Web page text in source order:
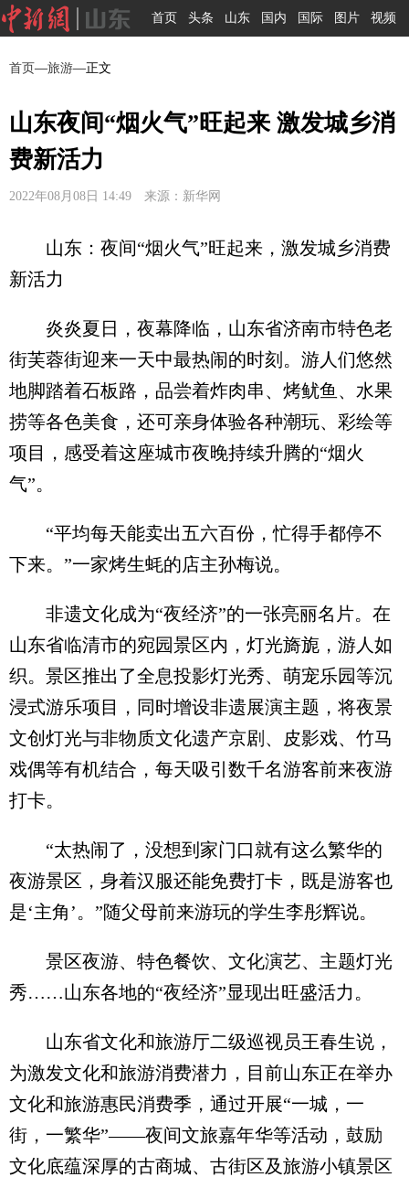
首页 头条 山东 国内 国际 图片 视频
首页—旅游—正文
山东夜间“烟火气”旺起来 激发城乡消
费新活力
2022年08月08日 14:49 来源：新华网
山东：夜间“烟火气”旺起来，激发城乡消费
新活力
炎炎夏日，夜幕降临，山东省济南市特色老
街芙蓉街迎来一天中最热闹的时刻。游人们悠然
地脚踏着石板路，品尝着炸肉串、烤鱿鱼、水果
捞等各色美食，还可亲身体验各种潮玩、彩绘等
项目，感受着这座城市夜晚持续升腾的“烟火
气”。
“平均每天能卖出五六百份，忙得手都停不
下来。”一家烤生蚝的店主孙梅说。
非遗文化成为“夜经济”的一张亮丽名片。在
山东省临清市的宛园景区内，灯光旖旎，游人如
织。景区推出了全息投影灯光秀、萌宠乐园等沉
浸式游乐项目，同时增设非遗展演主题，将夜景
文创灯光与非物质文化遗产京剧、皮影戏、竹马
戏偶等有机结合，每天吸引数千名游客前来夜游
打卡。
“太热闹了，没想到家门口就有这么繁华的
夜游景区，身着汉服还能免费打卡，既是游客也
是‘主角’。”随父母前来游玩的学生李彤辉说。
景区夜游、特色餐饮、文化演艺、主题灯光
秀……山东各地的“夜经济”显现出旺盛活力。
山东省文化和旅游厅二级巡视员王春生说，
为激发文化和旅游消费潜力，目前山东正在举办
文化和旅游惠民消费季，通过开展“一城，一
街，一繁华”——夜间文旅嘉年华等活动，鼓励
文化底蕴深厚的古商城、古街区及旅游小镇景区